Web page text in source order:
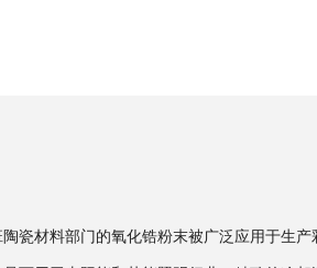
瓷材料部门的氧化锆粉末被广泛应用于生产